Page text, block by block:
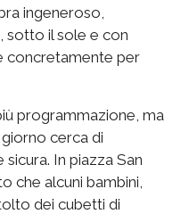
ingeneroso,
sotto il sole e con
concretamente per
programmazione, ma
cerca di
In piazza San
che alcuni bambini,
dei cubetti di